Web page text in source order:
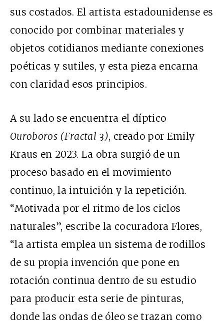
sus costados. El artista estadounidense es
conocido por combinar materiales y
objetos cotidianos mediante conexiones
poéticas y sutiles, y esta pieza encarna
con claridad esos principios.
A su lado se encuentra el díptico
Ouroboros (Fractal 3), creado por Emily
Kraus en 2023. La obra surgió de un
proceso basado en el movimiento
continuo, la intuición y la repetición.
“Motivada por el ritmo de los ciclos
naturales”, escribe la cocuradora Flores,
“la artista emplea un sistema de rodillos
de su propia invención que pone en
rotación continua dentro de su estudio
para producir esta serie de pinturas,
donde las ondas de óleo se trazan como